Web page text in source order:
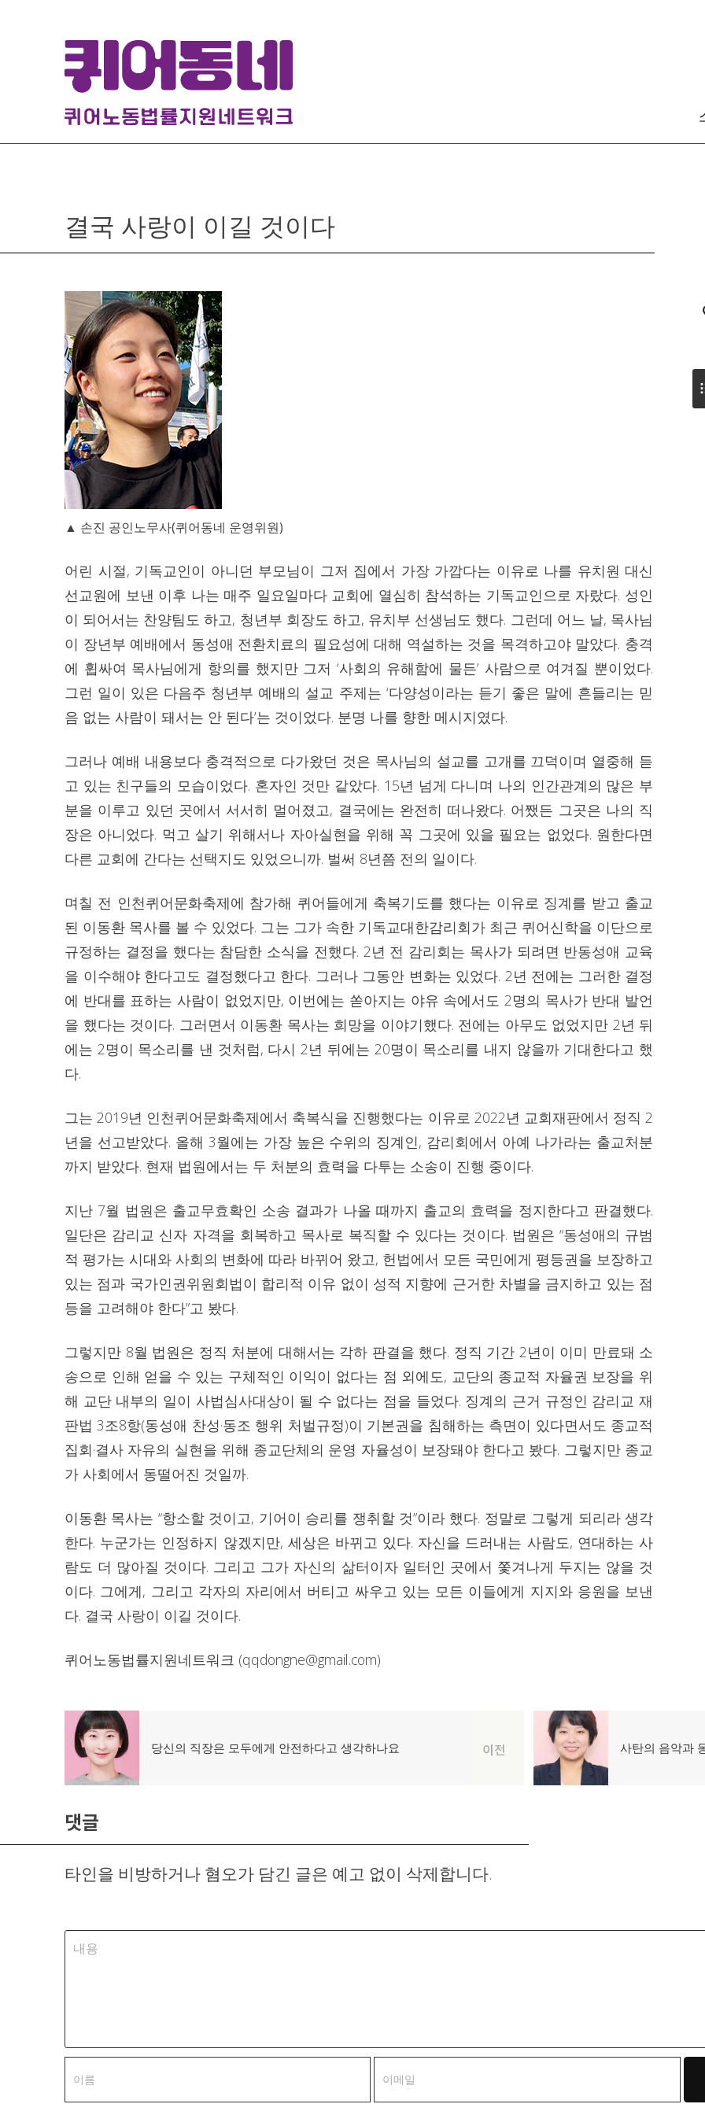
결국 사랑이 이길 것이다
▲ 손진 공인노무사(퀴어동네 운영위원)
어린 시절, 기독교인이 아니던 부모님이 그저 집에서 가장 가깝다는 이유로 나를 유치원 대신
선교원에 보낸 이후 나는 매주 일요일마다 교회에 열심히 참석하는 기독교인으로 자랐다. 성인
이 되어서는 찬양팀도 하고, 청년부 회장도 하고, 유치부 선생님도 했다. 그런데 어느 날, 목사님
이 장년부 예배에서 동성애 전환치료의 필요성에 대해 역설하는 것을 목격하고야 말았다. 충격
에 휩싸여 목사님에게 항의를 했지만 그저 ‘사회의 유해함에 물든’ 사람으로 여겨질 뿐이었다.
그런 일이 있은 다음주 청년부 예배의 설교 주제는 ‘다양성이라는 듣기 좋은 말에 흔들리는 믿
음 없는 사람이 돼서는 안 된다’는 것이었다. 분명 나를 향한 메시지였다.
그러나 예배 내용보다 충격적으로 다가왔던 것은 목사님의 설교를 고개를 끄덕이며 열중해 듣
고 있는 친구들의 모습이었다. 혼자인 것만 같았다. 15년 넘게 다니며 나의 인간관계의 많은 부
분을 이루고 있던 곳에서 서서히 멀어졌고, 결국에는 완전히 떠나왔다. 어쨌든 그곳은 나의 직
장은 아니었다. 먹고 살기 위해서나 자아실현을 위해 꼭 그곳에 있을 필요는 없었다. 원한다면
다른 교회에 간다는 선택지도 있었으니까. 벌써 8년쯤 전의 일이다.
며칠 전 인천퀴어문화축제에 참가해 퀴어들에게 축복기도를 했다는 이유로 징계를 받고 출교
된 이동환 목사를 볼 수 있었다. 그는 그가 속한 기독교대한감리회가 최근 퀴어신학을 이단으로
규정하는 결정을 했다는 참담한 소식을 전했다. 2년 전 감리회는 목사가 되려면 반동성애 교육
을 이수해야 한다고도 결정했다고 한다. 그러나 그동안 변화는 있었다. 2년 전에는 그러한 결정
에 반대를 표하는 사람이 없었지만, 이번에는 쏟아지는 야유 속에서도 2명의 목사가 반대 발언
을 했다는 것이다. 그러면서 이동환 목사는 희망을 이야기했다. 전에는 아무도 없었지만 2년 뒤
에는 2명이 목소리를 낸 것처럼, 다시 2년 뒤에는 20명이 목소리를 내지 않을까 기대한다고 했
다.
그는 2019년 인천퀴어문화축제에서 축복식을 진행했다는 이유로 2022년 교회재판에서 정직 2
년을 선고받았다. 올해 3월에는 가장 높은 수위의 징계인, 감리회에서 아예 나가라는 출교처분
까지 받았다. 현재 법원에서는 두 처분의 효력을 다투는 소송이 진행 중이다.
지난 7월 법원은 출교무효확인 소송 결과가 나올 때까지 출교의 효력을 정지한다고 판결했다.
일단은 감리교 신자 자격을 회복하고 목사로 복직할 수 있다는 것이다. 법원은 “동성애의 규범
적 평가는 시대와 사회의 변화에 따라 바뀌어 왔고, 헌법에서 모든 국민에게 평등권을 보장하고
있는 점과 국가인권위원회법이 합리적 이유 없이 성적 지향에 근거한 차별을 금지하고 있는 점
등을 고려해야 한다”고 봤다.
그렇지만 8월 법원은 정직 처분에 대해서는 각하 판결을 했다. 정직 기간 2년이 이미 만료돼 소
송으로 인해 얻을 수 있는 구체적인 이익이 없다는 점 외에도, 교단의 종교적 자율권 보장을 위
해 교단 내부의 일이 사법심사대상이 될 수 없다는 점을 들었다. 징계의 근거 규정인 감리교 재
판법 3조8항(동성애 찬성·동조 행위 처벌규정)이 기본권을 침해하는 측면이 있다면서도 종교적
집회·결사 자유의 실현을 위해 종교단체의 운영 자율성이 보장돼야 한다고 봤다. 그렇지만 종교
가 사회에서 동떨어진 것일까.
이동환 목사는 “항소할 것이고, 기어이 승리를 쟁취할 것”이라 했다. 정말로 그렇게 되리라 생각
한다. 누군가는 인정하지 않겠지만, 세상은 바뀌고 있다. 자신을 드러내는 사람도, 연대하는 사
람도 더 많아질 것이다. 그리고 그가 자신의 삶터이자 일터인 곳에서 쫓겨나게 두지는 않을 것
이다. 그에게, 그리고 각자의 자리에서 버티고 싸우고 있는 모든 이들에게 지지와 응원을 보낸
다. 결국 사랑이 이길 것이다.
퀴어노동법률지원네트워크 (qqdongne@gmail.com)
글
탐
이전
이
당신의 직장은 모두에게 안전하다고 생각하나요
다
사탄의 음악과
댓글
타인을 비방하거나 혐오가 담긴 글은 예고 없이 삭제합니다.